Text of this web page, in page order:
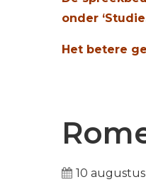
onder
Het betere
10